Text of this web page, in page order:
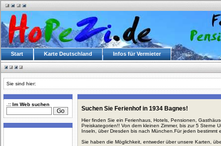
Start Karte Deutschland Infos für Vermieter
Sie sind hier:
.:: Im Web suchen
Suchen Sie Ferienhof in 1934 Bagnes!
Hier finden Sie ein Ferienhaus, Hotels, Pensionen,
Preiskategorien!! Von dem kleinen Zimmer, bis zur 5 Sterne
Inseln, über Dresden bis nach München.Für jeden bestimmt
Sie haben die Möglichkeit, entweder über unsere Karten,